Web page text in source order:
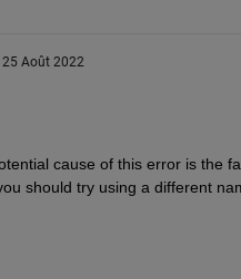
25 Août 2022
cause of this error is the
should try using a different